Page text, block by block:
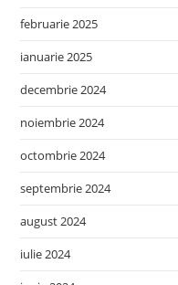
februarie 2025
ianuarie 2025
decembrie 2024
noiembrie 2024
octombrie 2024
septembrie 2024
august 2024
iulie 2024